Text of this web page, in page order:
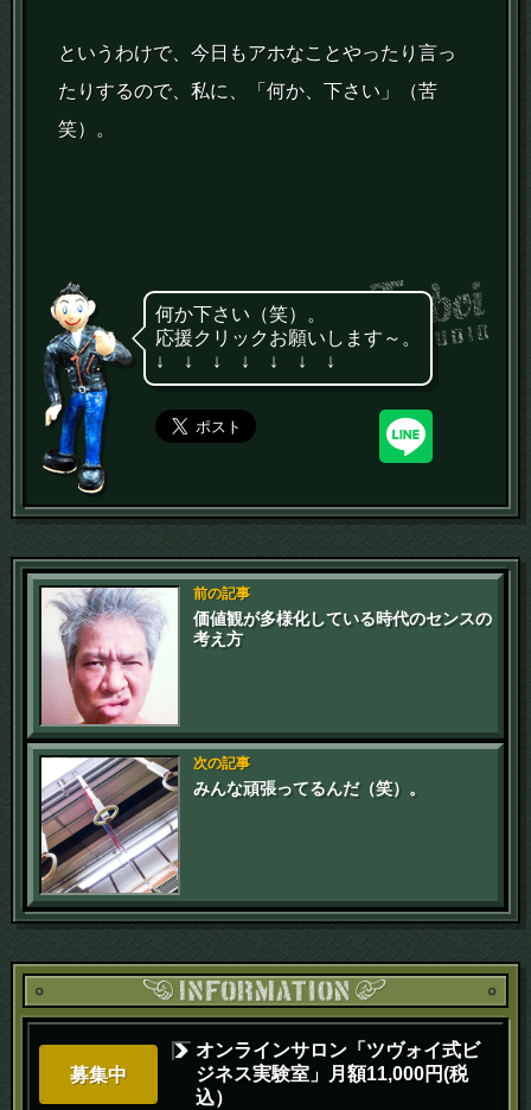
というわけで、今日もアホなことやったり言っ
たりするので、私に、「何か、下さい」（苦
笑）。
何か下さい（笑）。
応援クリックお願いします～。
↓ ↓ ↓ ↓ ↓ ↓ ↓
前の記事
価値観が多様化している時代のセンスの
考え方
次の記事
みんな頑張ってるんだ（笑）。
募集中
オンラインサロン「ツヴォイ式ビ
ジネス実験室」月額11,000円(税
込）